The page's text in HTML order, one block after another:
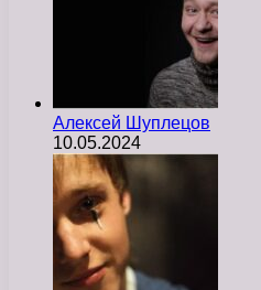
Алексей Шуплецов
10.05.2024